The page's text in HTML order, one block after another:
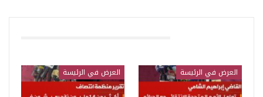
العرض في الرئيسة العرض في الرئيسة